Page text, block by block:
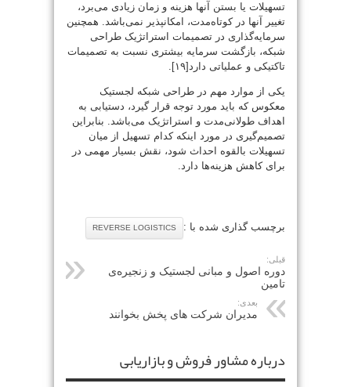
تسهیلات یا بستن آنها هزینه و زمان زیادی می‌برد،
تغییر آنها در کوتاه‌مدت، امکانپذیر نمی‌باشد. همچنین
سرمایه‌گذاری در تصمیمات استراتژیک طراحی
شبکه، بازگشت سرمایه بیشتری نسبت به تصمیمات
تاکتیکی و عملیاتی دارد[۱۹].
یکی از موارد مهم در طراحی شبکه لجستیک
معکوس که باید مورد توجه قرار گیرد، دستیابی به
اهداف طولانی‌مدت و استراتژیک می‌باشد. بنابراین
تصمیم‌گیری در مورد اینکه کدام تسهیل از میان
تسهیلات بالقوه احداث شود، نقش بسیار مهمی در
برای کاهش هزینه‌ها دارد.
برچسب گذاری شده با : REVERSE LOGISTICS
قبلی:
دوره اصول و مبانی لجستیک و زنجیره‌ی
تامین
بعدی:
مدیران شرکت های پخش بخوانند
درباره مشاور فروش و بازاریابی